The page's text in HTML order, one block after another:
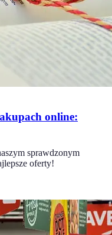
online:
sprawdzonym
oferty!